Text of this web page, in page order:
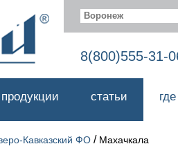
Воронеж
8(800)555-31-
продукции статьи
Кавказский ФО / Махачкала